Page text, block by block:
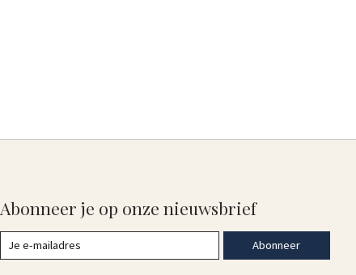
Abonneer je op onze nieuwsbrief
Abonneer